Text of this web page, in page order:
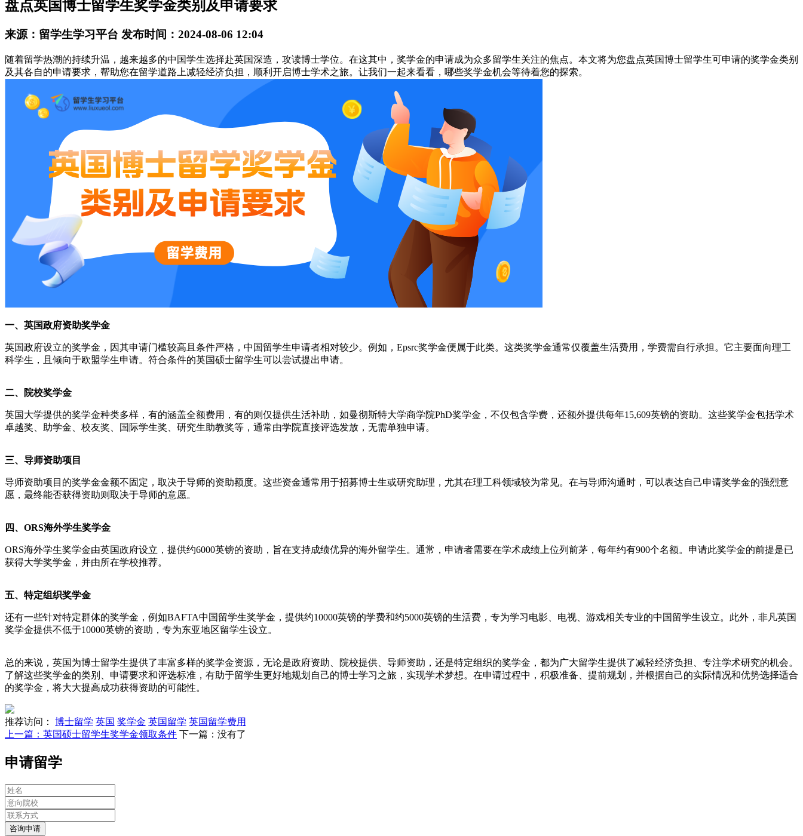
盘点英国博士留学生奖学金类别及申请要求
来源：留学生学习平台 发布时间：2024-08-06 12:04
随着留学热潮的持续升温，越来越多的中国学生选择赴英国深造，攻读博士学位。在这其中，奖学金的申请成为众多留学生关注的焦点。本文将为您盘点英国博士留学生可申请的奖学金类别
及其各自的申请要求，帮助您在留学道路上减轻经济负担，顺利开启博士学术之旅。让我们一起来看看，哪些奖学金机会等待着您的探索。
一、英国政府资助奖学金
英国政府设立的奖学金，因其申请门槛较高且条件严格，中国留学生申请者相对较少。例如，Epsrc奖学金便属于此类。这类奖学金通常仅覆盖生活费用，学费需自行承担。它主要面向理工
科学生，且倾向于欧盟学生申请。符合条件的英国硕士留学生可以尝试提出申请。
二、院校奖学金
英国大学提供的奖学金种类多样，有的涵盖全额费用，有的则仅提供生活补助，如曼彻斯特大学商学院PhD奖学金，不仅包含学费，还额外提供每年15,609英镑的资助。这些奖学金包括学术
卓越奖、助学金、校友奖、国际学生奖、研究生助教奖等，通常由学院直接评选发放，无需单独申请。
三、导师资助项目
导师资助项目的奖学金金额不固定，取决于导师的资助额度。这些资金通常用于招募博士生或研究助理，尤其在理工科领域较为常见。在与导师沟通时，可以表达自己申请奖学金的强烈意
愿，最终能否获得资助则取决于导师的意愿。
四、ORS海外学生奖学金
ORS海外学生奖学金由英国政府设立，提供约6000英镑的资助，旨在支持成绩优异的海外留学生。通常，申请者需要在学术成绩上位列前茅，每年约有900个名额。申请此奖学金的前提是已
获得大学奖学金，并由所在学校推荐。
五、特定组织奖学金
还有一些针对特定群体的奖学金，例如BAFTA中国留学生奖学金，提供约10000英镑的学费和约5000英镑的生活费，专为学习电影、电视、游戏相关专业的中国留学生设立。此外，非凡英国
奖学金提供不低于10000英镑的资助，专为东亚地区留学生设立。
总的来说，英国为博士留学生提供了丰富多样的奖学金资源，无论是政府资助、院校提供、导师资助，还是特定组织的奖学金，都为广大留学生提供了减轻经济负担、专注学术研究的机会。
了解这些奖学金的类别、申请要求和评选标准，有助于留学生更好地规划自己的博士学习之旅，实现学术梦想。在申请过程中，积极准备、提前规划，并根据自己的实际情况和优势选择适合
的奖学金，将大大提高成功获得资助的可能性。
推荐访问： 博士留学 英国 奖学金 英国留学 英国留学费用
上一篇：英国硕士留学生奖学金领取条件 下一篇：没有了
申请留学
咨询申请